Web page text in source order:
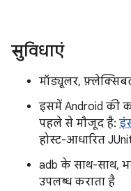
सुविधाएं
मॉड्यूलर,
इसमें Android की
पहले से मौजूद है:
होस्ट-आधारित
adb के साथ-साथ,
उपलब्ध कराता है